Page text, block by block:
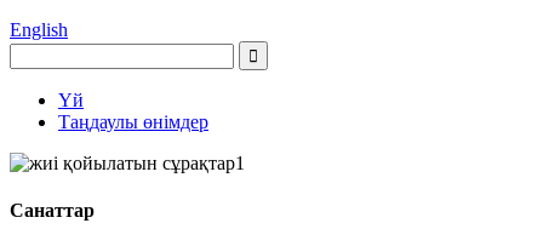
English
Үй
Таңдаулы өнімдер
Санаттар